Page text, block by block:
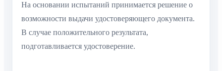
На основании испытаний принимается решение о
возможности выдачи удостоверяющего документа.
В случае положительного результата,
подготавливается удостоверение.